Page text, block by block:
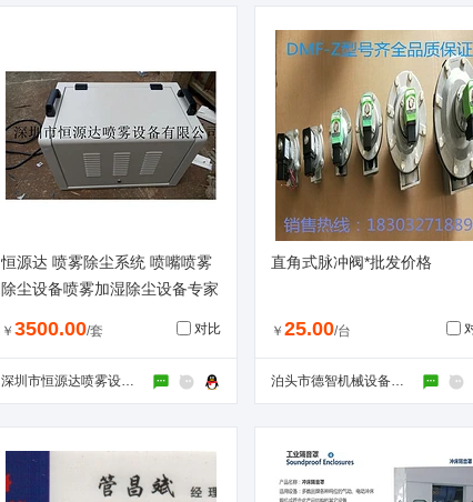
恒源达 喷雾除尘系统 喷嘴喷雾
除尘设备喷雾加湿除尘设备专家
￥ 3500.00/套 对比
深圳市恒源达喷雾设备有限公司
直角式脉冲阀*批发价格
￥ 25.00/台
泊头市德智机械设备制造有限公司